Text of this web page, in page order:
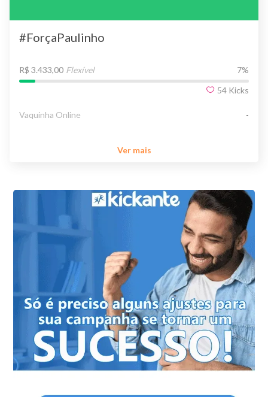
#ForçaPaulinho
R$ 3.433,00 Flexível 7%
54 Kicks
Vaquinha Online -
Ver mais